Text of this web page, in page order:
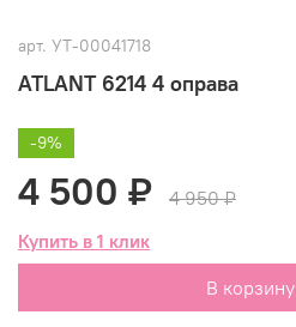
арт. УТ-00041718
ATLANT 6214 4 оправа
-9%
4 500 ₽
4 950 ₽
Купить в 1 клик
В корзину